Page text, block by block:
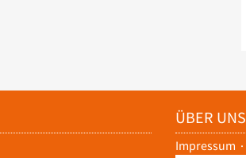
ÜBER UNS
Impressum ·